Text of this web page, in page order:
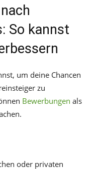
So kannst
um deine Chancen
zu
Bewerbungen als
oder privaten